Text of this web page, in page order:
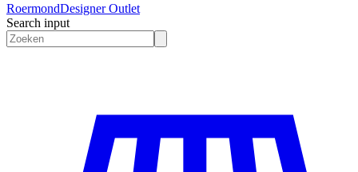
RoermondDesigner Outlet
Search input